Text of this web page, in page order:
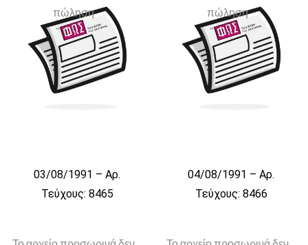
πώληση
03/08/1991 – Αρ.
Τεύχους: 8465
πώληση
04/08/1991 – Αρ.
Τεύχους: 8466